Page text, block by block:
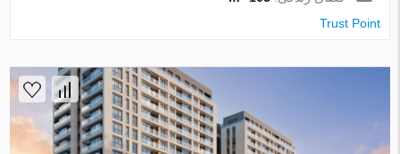
Trust Point